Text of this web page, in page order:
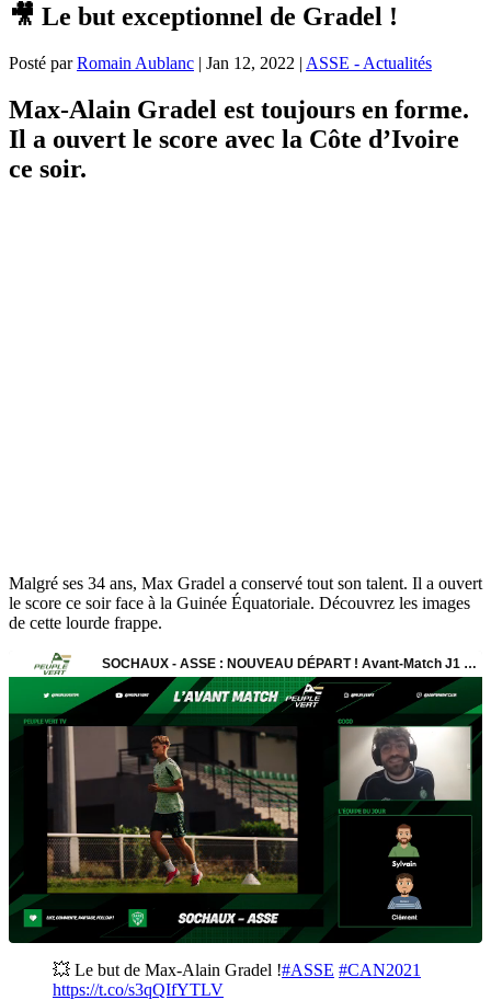
🎥 Le but exceptionnel de Gradel !
Posté parRomain Aublanc | Jan 12, 2022 | ASSE - Actualités
Max-Alain Gradel est toujours en forme.
Il a ouvert le score avec la Côte d’Ivoire
ce soir.
Malgré ses 34 ans, Max Gradel a conservé tout son talent. Il a ouvert
le score ce soir face à la Guinée Équatoriale. Découvrez les images
de cette lourde frappe.
💥 Le but de Max-Alain Gradel !#ASSE #CAN2021
https://t.co/s3qQIfYTLV